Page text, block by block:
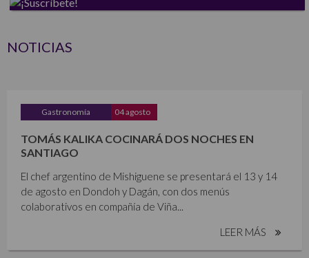
NOTICIAS
Gastronomía 04 agosto
TOMÁS KALIKA COCINARÁ DOS NOCHES EN
SANTIAGO
El chef argentino de Mishiguene se presentará el 13 y 14
de agosto en Dondoh y Dagán, con dos menús
colaborativos en compañía de Viña...
LEER MÁS